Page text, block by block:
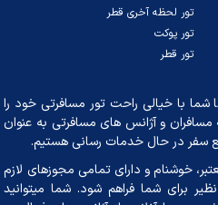
تور لحظه آخری قطر
تور پوکت
تور قطر
شما با خیالی راحت تور مسافرتی خود را
و آژانس‌ های مسافرتی به عنوان
سفر در حال خدمات رسانی هستیم.
خوشنام و دارای تمامی مجوزهای لازم
برای شما فراهم شود. شما میتوانید